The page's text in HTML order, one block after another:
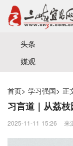
宜昌三峡融媒体
头条
媒观
首页> 学习强国> 正
习言道｜从荔
2025-11-11 15:26 来